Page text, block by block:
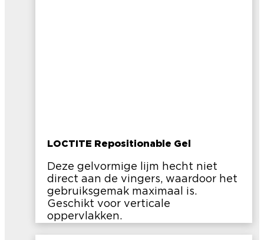
LOCTITE Repositionable Gel
Deze gelvormige lijm hecht niet
direct aan de vingers, waardoor het
gebruiksgemak maximaal is.
Geschikt voor verticale
oppervlakken.